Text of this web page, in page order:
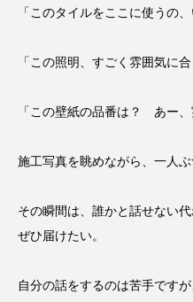
「このタイルをここに使うの、
「この照明、すごく雰囲気に合
「この壁紙の品番は？ あー、
施工写真を眺めながら、一人ぶ
その瞬間は、誰かと話せない
ぜひ届けたい。
自分の話をするのは苦手です